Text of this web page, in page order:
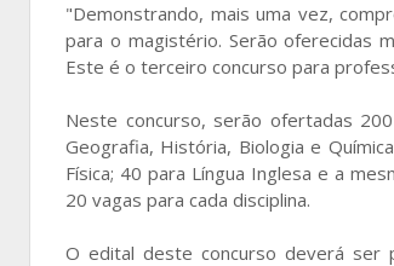
"Demonstrando, mais uma vez,
para o magistério. Serão oferecidas
Este é o terceiro concurso para
Neste concurso, serão ofertadas
Geografia, História, Biologia e
Física; 40 para Língua Inglesa e a
20 vagas para cada disciplina.
O edital deste concurso deverá ser